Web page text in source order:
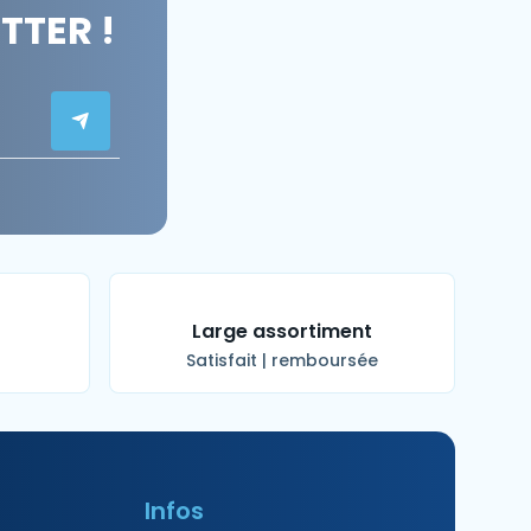
!
Large assortiment
Satisfait | remboursée
Infos